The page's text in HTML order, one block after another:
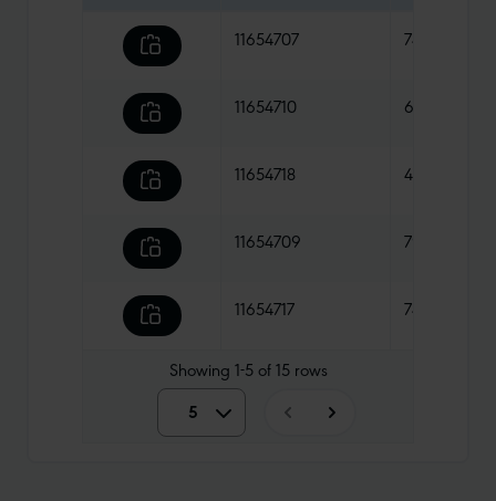
11654707 74,90 €
11654710 69,90 €
11654718 44,90 €
11654709 79,90 €
11654717 74,90 €
Showing 1-5of15 rows
5 5